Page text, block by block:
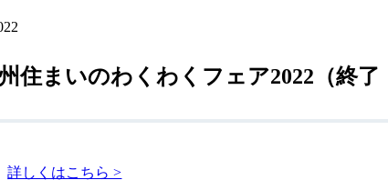
住まいのわくわくフェア2022（終了
詳しくはこちら >